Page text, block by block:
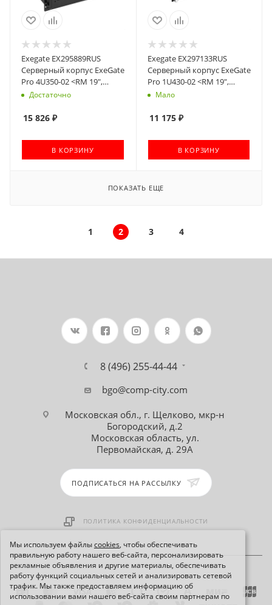
Мы используем файлыcookies, чтобы обеспечивать
правильную работу нашего веб-сайта, персонализировать
рекламные объявления и другие материалы, обеспечивать
работу функций социальных сетей и анализировать сетевой
трафик. Мы также предоставляем информацию об
использовании вами нашего веб-сайта своим партнерам по
Exegate EX295889RUS
Серверный корпус ExeGate
Pro 4U350-02 <RM 19",
высота 4U, глубина 350, БП
Bronze, 2*USB>
Достаточно
15 826 ₽
В КОРЗИНУ
Exegate EX297133RUS
Серверный корпус ExeGate
Pro 1U430-02 <RM 19",
высота 1U, глубина 430, БП
Мало
11 175₽
В КОРЗИНУ
ПОКАЗАТЬ ЕЩЕ
1 2 3 4
8 (496) 255-44-44
bgo@comp-city.com
Московская обл., г. Щелково, мкр-н
Богородский, д.2
Московская область, ул.
Первомайская, д. 29А
ПОДПИСАТЬСЯ НА РАССЫЛКУ
ПОЛИТИКА КОНФИДЕНЦИАЛЬНОСТИ